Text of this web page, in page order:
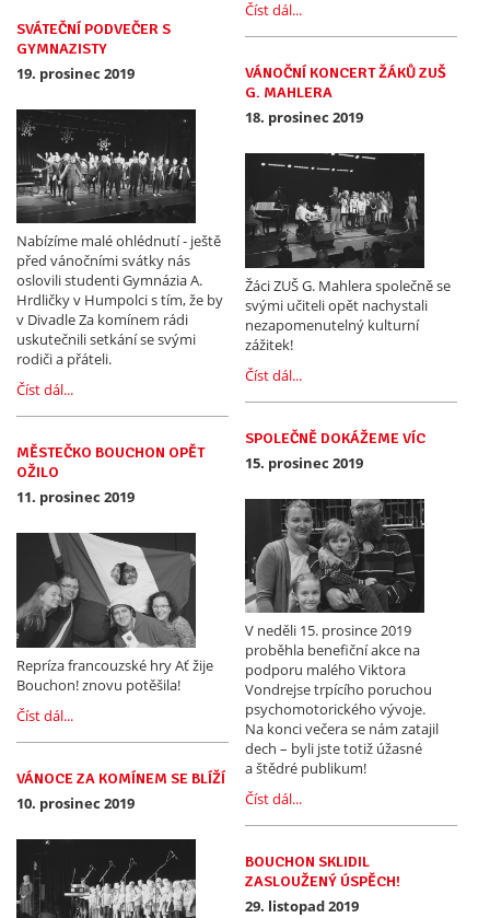
Číst dál...
SVÁTEČNÍ PODVEČER S
GYMNAZISTY
19. prosinec 2019
Nabízíme malé ohlédnutí - ještě
před vánočními svátky nás
oslovili studenti Gymnázia A.
Hrdličky v Humpolci s tím, že by
v Divadle Za komínem rádi
uskutečnili setkání se svými
rodiči a přáteli.
Číst dál...
VÁNOČNÍ KONCERT ŽÁKŮ ZUŠ
G. MAHLERA
18. prosinec 2019
Žáci ZUŠ G. Mahlera společně se
svými učiteli opět nachystali
nezapomenutelný kulturní
zážitek!
Číst dál...
SPOLEČNĚ DOKÁŽEME VÍC
15. prosinec 2019
V neděli 15. prosince 2019
proběhla benefiční akce na
podporu malého Viktora
Vondrejse trpícího poruchou
psychomotorického vývoje.
Na konci večera se nám zatajil
dech – byli jste totiž úžasné
a štědré publikum!
Číst dál...
MĚSTEČKO BOUCHON OPĚT
OŽILO
11. prosinec 2019
Repríza francouzské hry Ať žije
Bouchon! znovu potěšila!
Číst dál...
VÁNOCE ZA KOMÍNEM SE BLÍŽÍ
10. prosinec 2019
BOUCHON SKLIDIL
ZASLOUŽENÝ ÚSPĚCH!
29. listopad 2019